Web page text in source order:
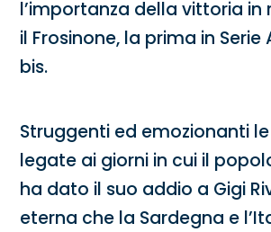
l’importanza della vittoria
il Frosinone, la prima in Serie
bis.
Struggenti ed emozionanti
legate ai giorni in cui il
ha dato il suo addio a Gigi
eterna che la Sardegna e